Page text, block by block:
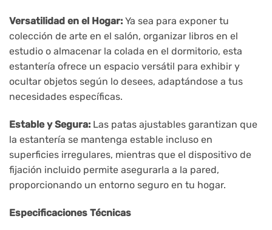
Versatilidad en el Hogar: Ya sea para exponer tu
colección de arte en el salón, organizar libros en el
estudio o almacenar la colada en el dormitorio, esta
estantería ofrece un espacio versátil para exhibir y
ocultar objetos según lo desees, adaptándose a tus
necesidades específicas.
Estable y Segura: Las patas ajustables garantizan que
la estantería se mantenga estable incluso en
superficies irregulares, mientras que el dispositivo de
fijación incluido permite asegurarla a la pared,
proporcionando un entorno seguro en tu hogar.
Especificaciones Técnicas